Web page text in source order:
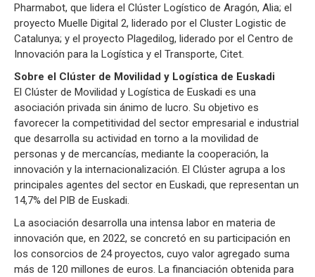
Pharmabot, que lidera el Clúster Logístico de Aragón, Alia; el
proyecto Muelle Digital 2, liderado por el Cluster Logistic de
Catalunya; y el proyecto Plagedilog, liderado por el Centro de
Innovación para la Logística y el Transporte, Citet.
Sobre el Clúster de Movilidad y Logística de Euskadi
El Clúster de Movilidad y Logística de Euskadi es una
asociación privada sin ánimo de lucro. Su objetivo es
favorecer la competitividad del sector empresarial e industrial
que desarrolla su actividad en torno a la movilidad de
personas y de mercancías, mediante la cooperación, la
innovación y la internacionalización. El Clúster agrupa a los
principales agentes del sector en Euskadi, que representan un
14,7% del PIB de Euskadi.
La asociación desarrolla una intensa labor en materia de
innovación que, en 2022, se concretó en su participación en
los consorcios de 24 proyectos, cuyo valor agregado suma
más de 120 millones de euros. La financiación obtenida para